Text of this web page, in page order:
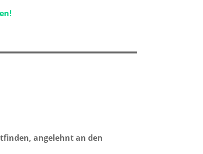
angelehnt an den